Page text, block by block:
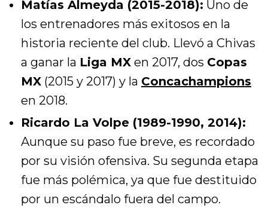
Matías Almeyda (2015-2018): Uno de
los entrenadores más exitosos en la
historia reciente del club. Llevó a Chivas
a ganar la Liga MX en 2017, dos Copas
MX (2015 y 2017) y la Concachampions
en 2018.
Ricardo La Volpe (1989-1990, 2014):
Aunque su paso fue breve, es recordado
por su visión ofensiva. Su segunda etapa
fue más polémica, ya que fue destituido
por un escándalo fuera del campo.